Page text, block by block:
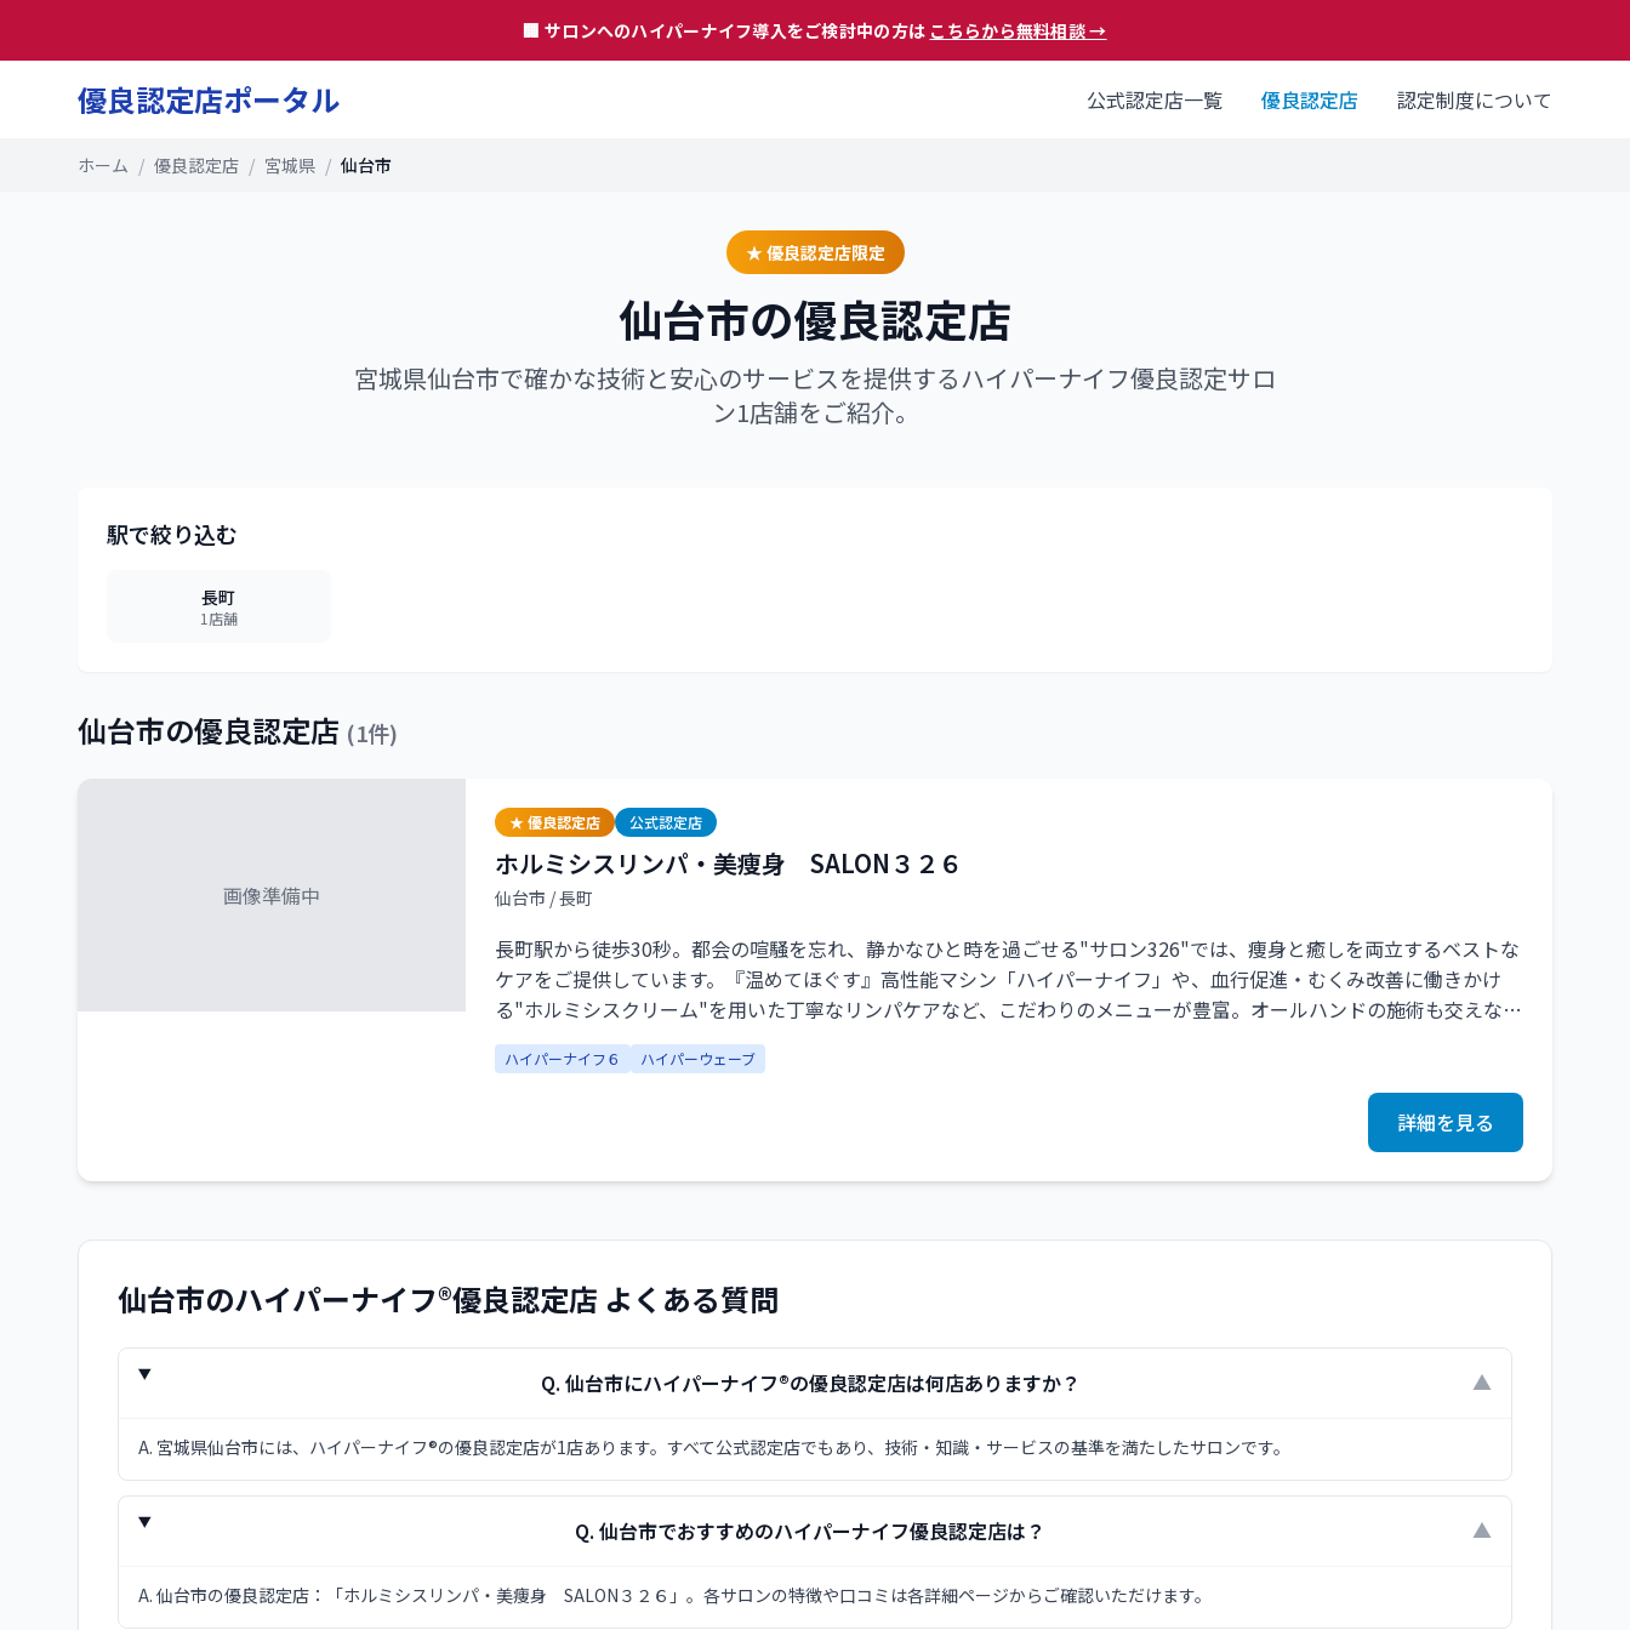
🏢 サロンへのハイパーナイフ導入をご検討中の方は こちらから無料相談 →
優良認定店ポータル 公式認定店一覧 優良認定店 認定制度について
ホーム / 優良認定店 / 宮城県 / 仙台市
★ 優良認定店限定
仙台市の優良認定店
宮城県仙台市で確かな技術と安心のサービスを提供するハイパーナイフ優良認定サロ
ン1店舗をご紹介。
駅で絞り込む
長町
1 店舗
仙台市の優良認定店 (1件)
画像準備中
★ 優良認定店 公式認定店
ホルミシスリンパ・美痩身 SALON３２６
仙台市 / 長町
長町駅から徒歩30秒。都会の喧騒を忘れ、静かなひと時を過ごせる"サロン326"では、痩身と癒しを両立するベストな
ケアをご提供しています。『温めてほぐす』高性能マシン「ハイパーナイフ」や、血行促進・むくみ改善に働きかけ
る"ホルミシスクリーム"を用いた丁寧なリンパケアなど、こだわりのメニューが豊富。オールハンドの施術も交えなが
ら、冷え・脂肪・セルライト・体型変化などのお悩みにワンストップでアプローチします。完全予約制・ベッド2台の
プライベート空間だからこそ、じっくりとお一人おひとりに寄り添い、施術後には「体も心も軽くなった」と感じてい
ただけることを目指しています。駐車場提携もあり、忙しい日常の合間にも立ち寄りやすい環境。今度こそ"美と健
ハイパーナイフ６ ハイパーウェーブ
詳細を見る
仙台市のハイパーナイフ®優良認定店 よくある質問
Q.仙台市にハイパーナイフ®の優良認定店は何店ありますか？ ▼
A. 宮城県仙台市には、ハイパーナイフ®の優良認定店が1店あります。すべて公式認定店でもあり、技術・知識・サービスの基準を満たしたサロンです。
Q.仙台市でおすすめのハイパーナイフ優良認定店は？ ▼
A. 仙台市の優良認定店：「ホルミシスリンパ・美痩身 SALON３２６」。各サロンの特徴や口コミは各詳細ページからご確認いただけます。